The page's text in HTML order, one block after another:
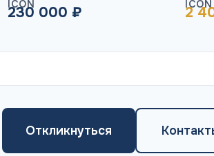
230 000 ₽ 2
Откликнуться